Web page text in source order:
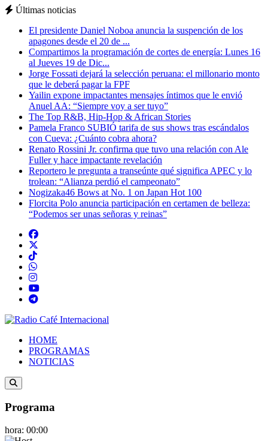
Últimas noticias
El presidente Daniel Noboa anuncia la suspención de los
apagones desde el 20 de ...
Compartimos la programación de cortes de energía: Lunes 16
al Jueves 19 de Dic...
Jorge Fossati dejará la selección peruana: el millonario monto
que le deberá pagar la FPF
Yailin expone impactantes mensajes íntimos que le envió
Anuel AA: “Siempre voy a ser tuyo”
The Top R&B, Hip-Hop & African Stories
Pamela Franco SUBIÓ tarifa de sus shows tras escándalos
con Cueva: ¿Cuánto cobra ahora?
Renato Rossini Jr. confirma que tuvo una relación con Ale
Fuller y hace impactante revelación
Reportero le pregunta a transeúnte qué significa APEC y lo
trolean: “Alianza perdió el campeonato”
Nogizaka46 Bows at No. 1 on Japan Hot 100
Florcita Polo anuncia participación en certamen de belleza:
“Podemos ser unas señoras y reinas”
HOME
PROGRAMAS
NOTICIAS
Programa
hora: 00:00